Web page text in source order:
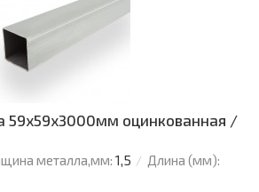
59х59x3000мм оцинкованная /
металла,мм: 1,5
Длина (мм):